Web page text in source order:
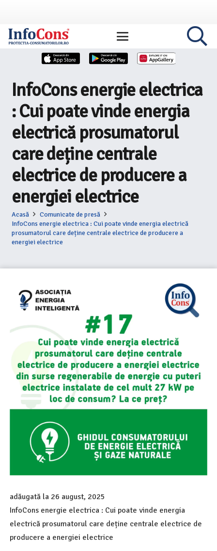
InfoCons energie electrica
: Cui poate vinde energia
electrică prosumatorul
care deține centrale
electrice de producere a
energiei electrice
Acasă
Comunicate de presă
InfoCons energie electrica : Cui poate vinde energia electrică
prosumatorul care deține centrale electrice de producere a
energiei electrice
adăugată la 26 august, 2025
InfoCons energie electrica : Cui poate vinde energia
electrică prosumatorul care deține centrale electrice de
producere a energiei electrice